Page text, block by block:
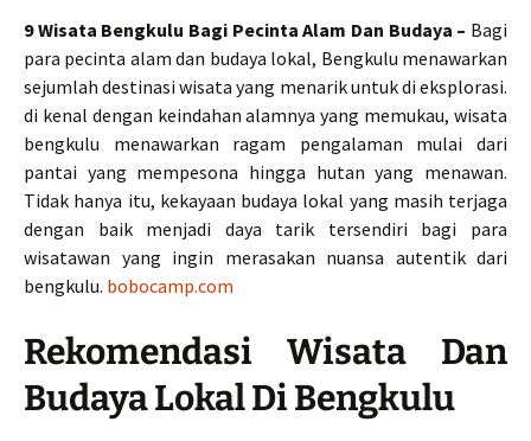
9 Wisata Bengkulu Bagi Pecinta Alam Dan Budaya – Bagi
para pecinta alam dan budaya lokal, Bengkulu menawarkan
sejumlah destinasi wisata yang menarik untuk di eksplorasi.
di kenal dengan keindahan alamnya yang memukau, wisata
bengkulu menawarkan ragam pengalaman mulai dari
pantai yang mempesona hingga hutan yang menawan.
Tidak hanya itu, kekayaan budaya lokal yang masih terjaga
dengan baik menjadi daya tarik tersendiri bagi para
wisatawan yang ingin merasakan nuansa autentik dari
bengkulu. bobocamp.com
Rekomendasi Wisata Dan
Budaya Lokal Di Bengkulu